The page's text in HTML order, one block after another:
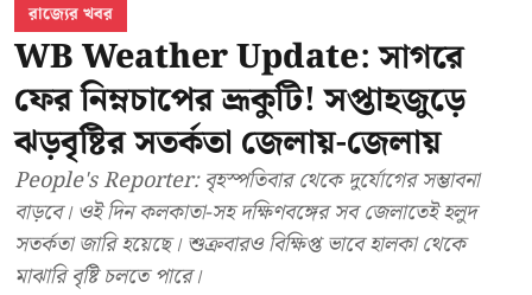
রাজ্যের খবর
WB Weather Update: সাগরে
ফের নিম্নচাপের ভ্রূকুটি! সপ্তাহজুড়ে
ঝড়বৃষ্টির সতর্কতা জেলায়-জেলায়
People's Reporter: বৃহস্পতিবার থেকে দুর্যোগের সম্ভাবনা
বাড়বে। ওই দিন কলকাতা-সহ দক্ষিণবঙ্গের সব জেলাতেই হলুদ
সতর্কতা জারি হয়েছে। শুক্রবারও বিক্ষিপ্ত ভাবে হালকা থেকে
মাঝারি বৃষ্টি চলতে পারে।